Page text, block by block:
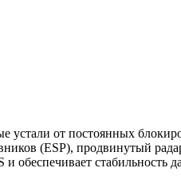
от постоянных
(ESP), продвинутый
обеспечивает стабильность